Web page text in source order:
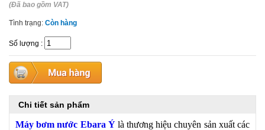
(Đã bao gồm VAT)
Tình trạng: Còn hàng
Số lượng :
Chi tiết sản phẩm
Máy bơm nước Ebara Ýlà thương hiệu chuyên sản xuất các